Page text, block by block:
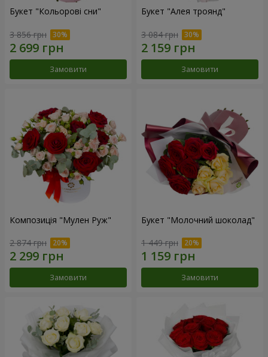
Букет "Кольорові сни"
3 856 грн
Замовити
Букет "Алея троянд"
3 084 грн
Замовити
Композиція "Мулен Руж"
2 874 грн
Замовити
Букет "Молочний шоколад"
1 449 грн
Замовити